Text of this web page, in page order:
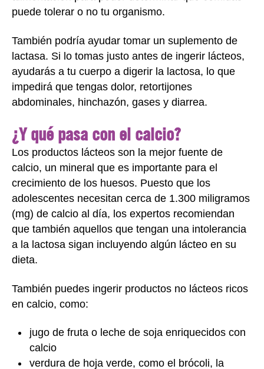
puede tolerar o no tu organismo.
También podría ayudar tomar un suplemento de
lactasa. Si lo tomas justo antes de ingerir lácteos,
ayudarás a tu cuerpo a digerir la lactosa, lo que
impedirá que tengas dolor, retortijones
abdominales, hinchazón, gases y diarrea.
¿Y qué pasa con el calcio?
Los productos lácteos son la mejor fuente de
calcio, un mineral que es importante para el
crecimiento de los huesos. Puesto que los
adolescentes necesitan cerca de 1.300 miligramos
(mg) de calcio al día, los expertos recomiendan
que también aquellos que tengan una intolerancia
a la lactosa sigan incluyendo algún lácteo en su
dieta.
También puedes ingerir productos no lácteos ricos
en calcio, como:
jugo de fruta o leche de soja enriquecidos con
calcio
verdura de hoja verde, como el brócoli, la